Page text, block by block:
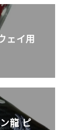
ェイ用
龍 ピ